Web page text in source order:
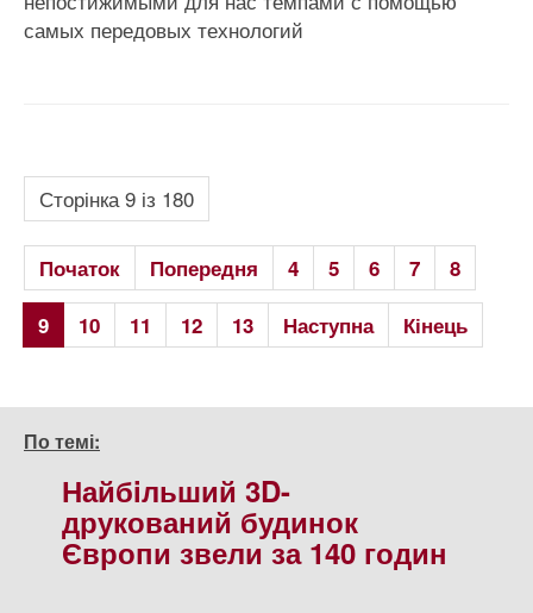
самых передовых технологий
Сторінка 9 із 180
Початок Попередня 4 5 6 7
8
9
10 11 12 13 Наступна Кінець
По темі:
Найбiльший 3D-
друкований будинок
Європи звели за 140 годин